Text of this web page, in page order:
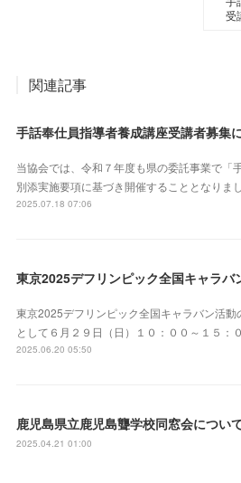
受
関連記事
手話奉仕員指導者養成講座受講者募集
当協会では、令和７年度も県の委託事業で「
別添実施要項に基づき開催することとなりま
2025.07.18 07:06
東京2025デフリンピック全国キャラバ
東京2025デフリンピック全国キャラバン活動
として６月２９日（日）１０：００～１５：
2025.06.20 05:50
2025.04.21 01:00